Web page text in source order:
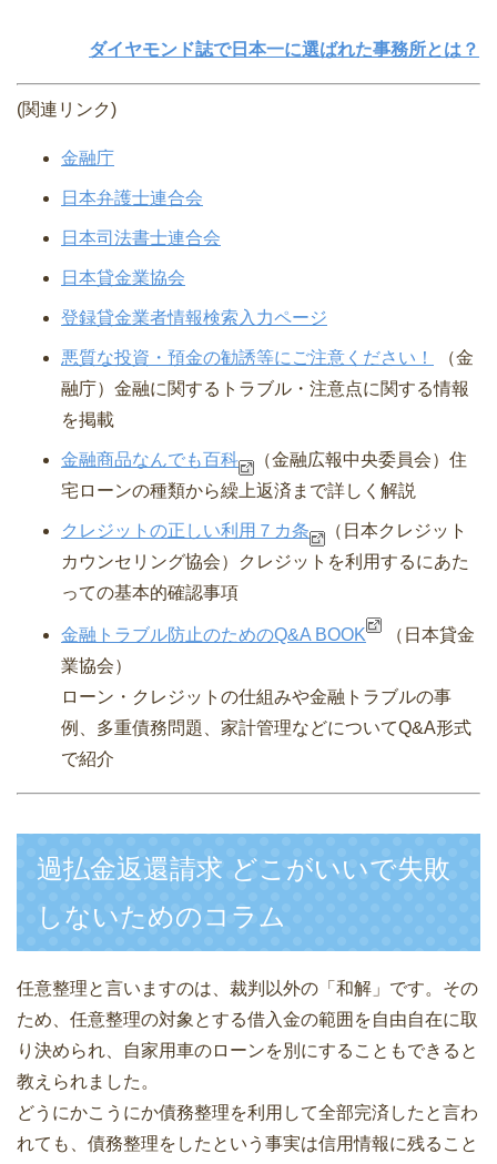
ダイヤモンド誌で日本一に選ばれた事務所とは？
(関連リンク)
金融庁
日本弁護士連合会
日本司法書士連合会
日本貸金業協会
登録貸金業者情報検索入力ページ
悪質な投資・預金の勧誘等にご注意ください！
（金
融庁）⾦融に関するトラブル・注意点に関する情報
を掲載
金融商品なんでも百科 （金融広報中央委員会） 住
宅ローンの種類から繰上返済まで詳しく解説
クレジットの正しい利用７カ条
（日本クレジット
カウンセリング協会）
クレジットを利用するにあた
っての基本的確認事項
金融トラブル防止のためのQ&A BOOK
（日本貸金
業協会）
ローン・クレジットの仕組みや金融トラブルの事
例、多重債務問題、家計管理などについてQ&A形式
で紹介
過払金返還請求 どこがいいで失敗
しないためのコラム
任意整理と言いますのは、裁判以外の「和解」です。その
ため、任意整理の対象とする借入金の範囲を自由自在に取
り決められ、自家用車のローンを別にすることもできると
教えられました。
どうにかこうにか債務整理を利用して全部完済したと言わ
れても、債務整理をしたという事実は信用情報に残ること